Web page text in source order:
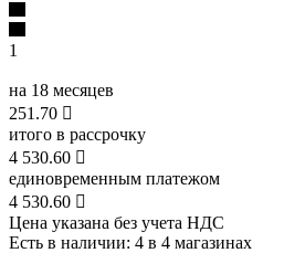
1
на 18 месяцев
251.70 
итого в рассрочку
4 530.60 
единовременным платежом
4 530.60 
Цена указана без учета НДС
Есть в наличии: 4 в 4 магазинах